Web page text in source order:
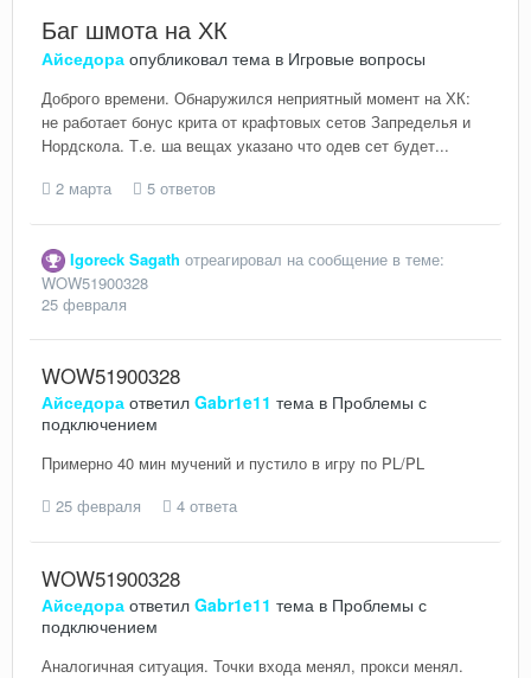
Баг шмота на ХК
Айседора опубликовал тема в Игровые вопросы
Доброго времени. Обнаружился неприятный момент на ХК:
не работает бонус крита от крафтовых сетов Запределья и
Нордскола. Т.е. ша вещах указано что одев сет будет...
2 марта
5 ответов
Igoreck Sagath отреагировал на сообщение в теме:
WOW51900328
25 февраля
WOW51900328
Айседора ответил Gabr1e11 тема в Проблемы с
подключением
Примерно 40 мин мучений и пустило в игру по PL/PL
25 февраля
4 ответа
WOW51900328
Айседора ответил Gabr1e11 тема в Проблемы с
подключением
Аналогичная ситуация. Точки входа менял, прокси менял.